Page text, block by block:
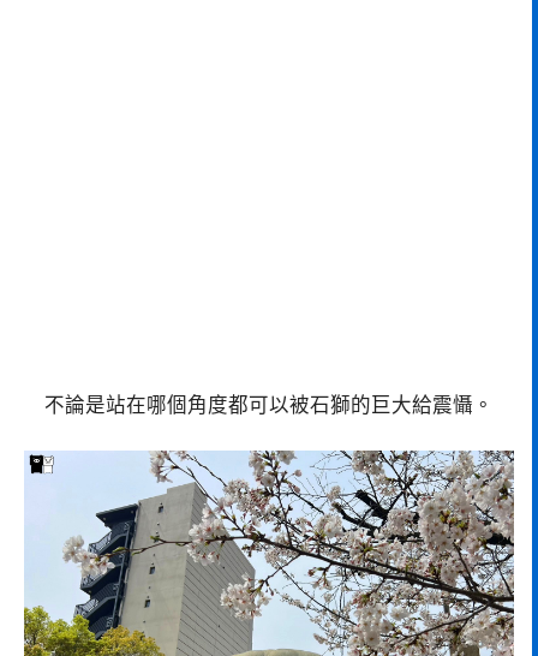
不論是站在哪個角度都可以被石獅的巨大給震懾。